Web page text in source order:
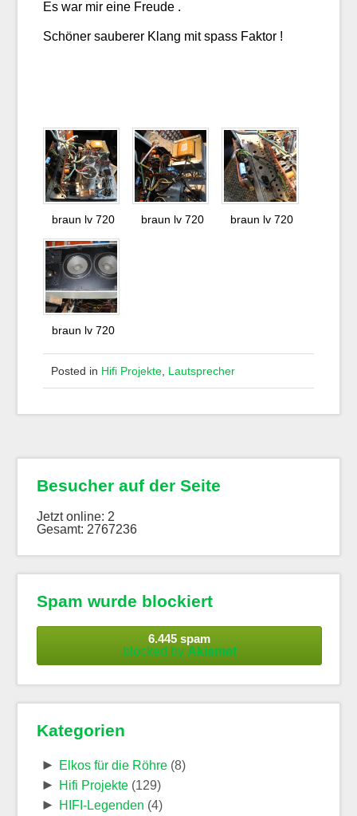
Es war mir eine Freude .
Schöner sauberer Klang mit spass Faktor !
braun lv 720 braun lv 720 braun lv 720
braun lv 720
Posted in Hifi Projekte, Lautsprecher
Besucher auf der Seite
Jetzt online: 2
Gesamt: 2767236
Spam wurde blockiert
6.445 spam
blocked by Akismet
Kategorien
► Elkos für die Röhre(8)
► Hifi Projekte(129)
► HIFI-Legenden (4)